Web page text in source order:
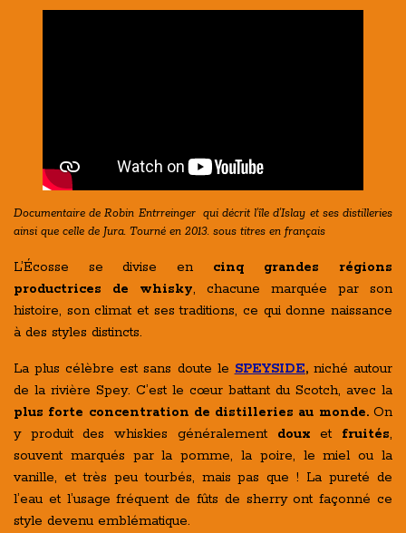
Documentaire de Robin Entrreinger qui décrit l'île d'Islay et ses distilleries
ainsi que celle de Jura. Tourné en 2013. sous titres en français
L’Écosse se divise en cinq grandes régions
productrices de whisky, chacune marquée par son
histoire, son climat et ses traditions, ce qui donne naissance
à des styles distincts.
La plus célèbre est sans doute le SPEYSIDE,niché autour
de la rivière Spey. C’est le cœur battant du Scotch, avec la
plus forte concentration de distilleries au monde.On
y produit des whiskies généralementdoux et fruités,
souvent marqués par la pomme, la poire, le miel ou la
vanille, et très peu tourbés, mais pas que ! La pureté de
l’eau et l’usage fréquent de fûts de sherry ont façonné ce
style devenu emblématique.